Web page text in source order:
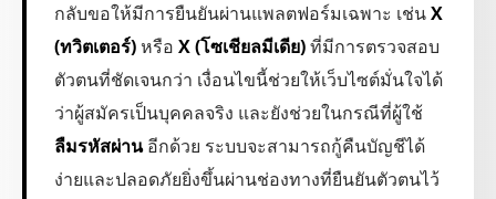
กลับขอให้มีการยืนยันผ่านแพลตฟอร์มเฉพาะ เช่นX
(ทวิตเตอร์)หรือ X (โซเชียลมีเดีย)ที่มีการตรวจสอบ
ตัวตนที่ชัดเจนกว่า เงื่อนไขนี้ช่วยให้เว็บไซต์มั่นใจได้
ว่าผู้สมัครเป็นบุคคลจริง และยังช่วยในกรณีที่ผู้ใช้
ลืมรหัสผ่านอีกด้วย ระบบจะสามารถกู้คืนบัญชีได้
ง่ายและปลอดภัยยิ่งขึ้นผ่านช่องทางที่ยืนยันตัวตนไว้